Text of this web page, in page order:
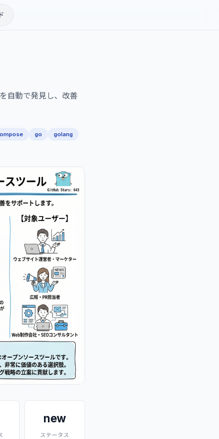
自動で発見し、改善
go golang
new
ステータス